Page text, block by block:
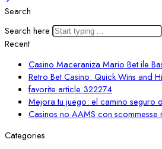
Search
Search here
Recent
Casino Maceraniza Mario Bet ile
Retro Bet Casino: Quick Wins and
favorite article 322274
Mejora tu juego: el camino seguro
Casinos no AAMS con
Categories